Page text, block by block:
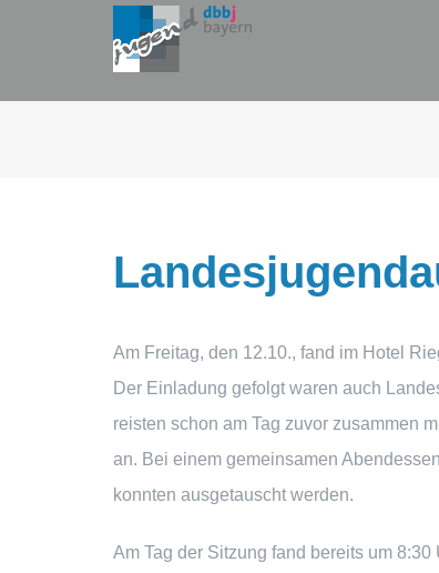
Am Freitag, den 12.10., fand im Hotel
Der Einladung gefolgt waren auch
reisten schon am Tag zuvor zusammen
an. Bei einem gemeinsamen
konnten ausgetauscht werden.
Am Tag der Sitzung fand bereits um